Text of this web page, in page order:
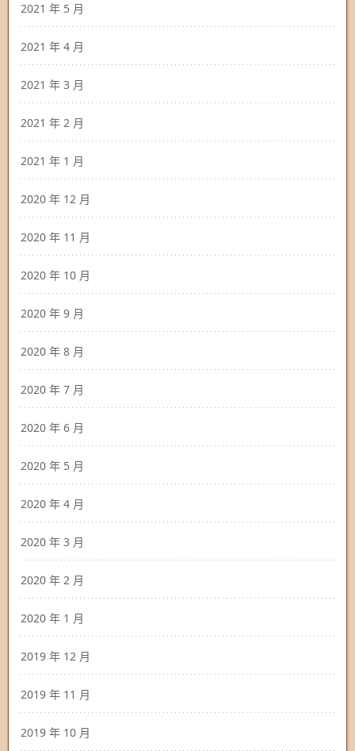
2021 年 5 月
2021 年 4 月
2021 年 3 月
2021 年 2 月
2021 年 1 月
2020 年 12 月
2020 年 11 月
2020 年 10 月
2020 年 9 月
2020 年 8 月
2020 年 7 月
2020 年 6 月
2020 年 5 月
2020 年 4 月
2020 年 3 月
2020 年 2 月
2020 年 1 月
2019 年 12 月
2019 年 11 月
2019 年 10 月